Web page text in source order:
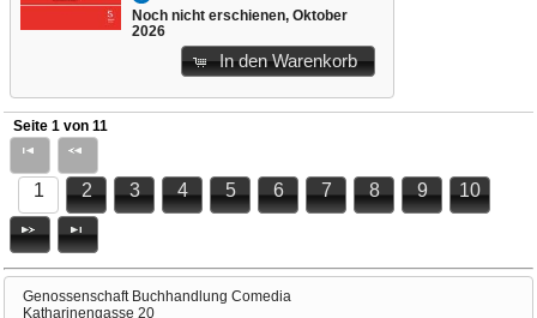
Noch nicht erschienen, Oktober
2026
In den Warenkorb
Seite 1 von 11
1 2 3 4 5 6 7 8 9 10
Genossenschaft Buchhandlung Comedia
Katharinengasse 20